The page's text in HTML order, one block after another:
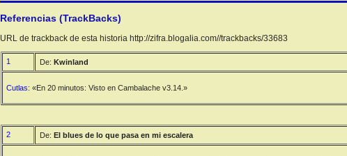
Referencias (TrackBacks)
URL de trackback de esta historia http://zifra.blogalia.com//trackbacks/33683
1 De: Kwinland
Cutlas: «En 20 minutos: Visto en Cambalache v3.14.»
2 De: El blues de lo que pasa en mi escalera